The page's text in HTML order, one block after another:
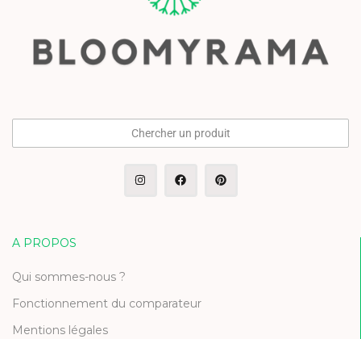
Chercher un produit
A PROPOS
Qui sommes-nous ?
Fonctionnement du comparateur
Mentions légales